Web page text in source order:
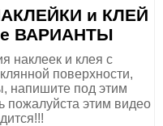
и КЛЕЙ
ВАРИАНТЫ
наклеек и клея с
поверхности,
напишите под этим
пожалуйста этим видео